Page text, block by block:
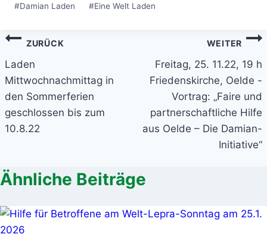
#Damian Laden #Eine Welt Laden
Beitragsnavigation
ZURÜCK
Laden
Mittwochnachmittag in
den Sommerferien
geschlossen bis zum
10.8.22
WEITER
Freitag, 25. 11.22, 19 h
Friedenskirche, Oelde -
Vortrag: „Faire und
partnerschaftliche Hilfe
aus Oelde – Die Damian-
Initiative“
Ähnliche Beiträge